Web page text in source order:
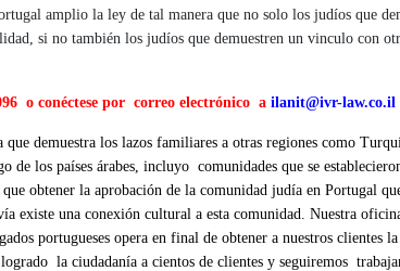
amplio la ley de tal manera que no solo los judíos que
si no también los judíos que demuestren un vinculo con
o conéctese por correo electrónico a ilanit@ivr-law.co.il
demuestra los lazos familiares a otras regiones como
los países árabes, incluyo comunidades que se
obtener la aprobación de la comunidad judía en Portugal
existe una conexión cultural a esta comunidad. Nuestra
portugueses opera en final de obtener a nuestros clientes la
la ciudadanía a cientos de clientes y seguiremos